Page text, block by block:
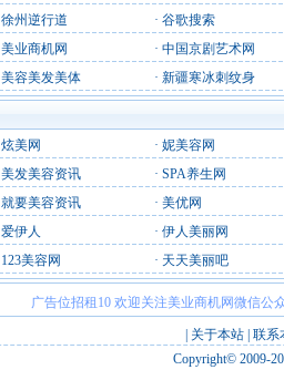
徐州逆行道 · 谷歌搜索
美业商机网 · 中国京剧艺术网
美容美发美体 · 新疆寒冰刺纹身
炫美网 · 妮美容网
美发美容资讯 · SPA养生网
就要美容资讯 · 美优网
爱伊人 · 伊人美丽网
123美容网 · 天天美丽吧
广告位招租10 欢迎关注美业商机网微信公
关于本站 联系
Copyright© 2009-